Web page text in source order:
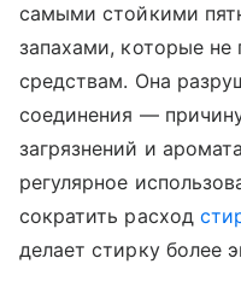
самыми стойкими
запахами, которые
средствам. Она
соединения —
загрязнений и
регулярное
сократить расход
делает стирку более